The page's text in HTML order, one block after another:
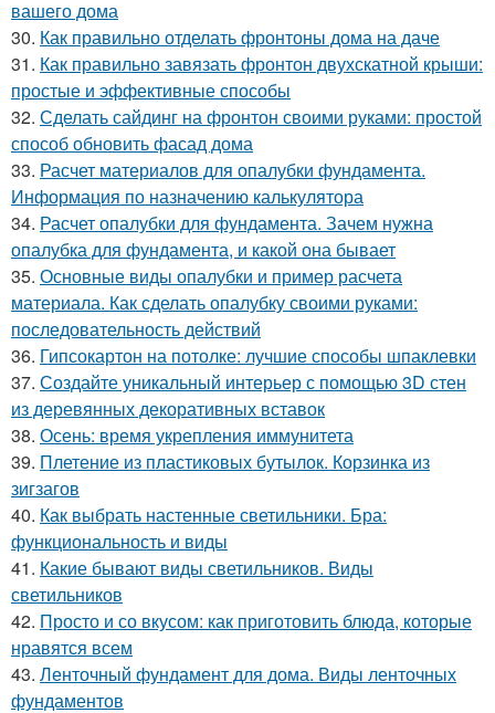
вашего дома
30. Как правильно отделать фронтоны дома на даче
31. Как правильно завязать фронтон двухскатной крыши:
простые и эффективные способы
32. Сделать сайдинг на фронтон своими руками: простой
способ обновить фасад дома
33. Расчет материалов для опалубки фундамента.
Информация по назначению калькулятора
34. Расчет опалубки для фундамента. Зачем нужна
опалубка для фундамента, и какой она бывает
35. Основные виды опалубки и пример расчета
материала. Как сделать опалубку своими руками:
последовательность действий
36. Гипсокартон на потолке: лучшие способы шпаклевки
37. Создайте уникальный интерьер с помощью 3D стен
из деревянных декоративных вставок
38. Осень: время укрепления иммунитета
39. Плетение из пластиковых бутылок. Корзинка из
зигзагов
40. Как выбрать настенные светильники. Бра:
функциональность и виды
41. Какие бывают виды светильников. Виды
светильников
42. Просто и со вкусом: как приготовить блюда, которые
нравятся всем
43. Ленточный фундамент для дома. Виды ленточных
фундаментов